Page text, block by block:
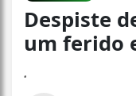
Despiste
um ferido
.